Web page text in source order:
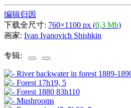
编辑归因
下载全尺寸: 760×1100 px (0,3 Mb)
画家: Ivan Ivanovich Shishkin
专辑: